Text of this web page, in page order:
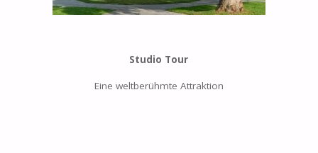
Studio Tour
Eine weltberühmte Attraktion